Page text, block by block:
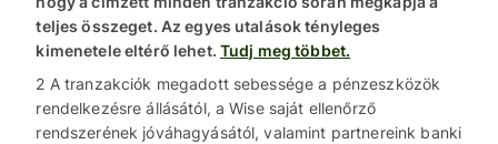
teljes összeget. Az egyes utalások tényleges
kimenetele eltérő lehet. Tudj meg többet.
2 A tranzakciók megadott sebessége a pénzeszközök
rendelkezésre állásától, a Wise saját ellenőrző
rendszerének jóváhagyásától, valamint partnereink banki